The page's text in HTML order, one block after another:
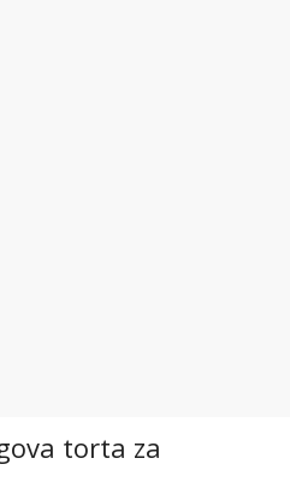
torta za